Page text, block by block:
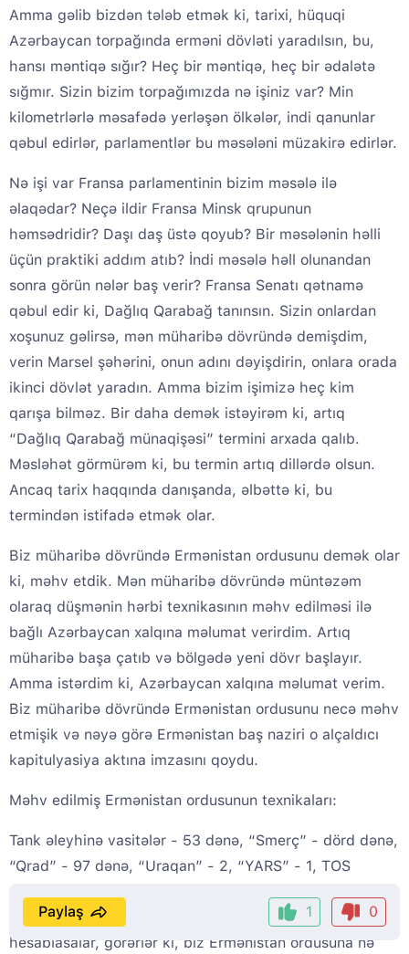
Amma gəlib bizdən tələb etmək ki, tarixi, hüquqi
Azərbaycan torpağında erməni dövləti yaradılsın, bu,
hansı məntiqə sığır? Heç bir məntiqə, heç bir ədalətə
sığmır. Sizin bizim torpağımızda nə işiniz var? Min
kilometrlərlə məsafədə yerləşən ölkələr, indi qanunlar
qəbul edirlər, parlamentlər bu məsələni müzakirə edirlər.
Nə işi var Fransa parlamentinin bizim məsələ ilə
əlaqədar? Neçə ildir Fransa Minsk qrupunun
həmsədridir? Daşı daş üstə qoyub? Bir məsələnin həlli
üçün praktiki addım atıb? İndi məsələ həll olunandan
sonra görün nələr baş verir? Fransa Senatı qətnamə
qəbul edir ki, Dağlıq Qarabağ tanınsın. Sizin onlardan
xoşunuz gəlirsə, mən müharibə dövründə demişdim,
verin Marsel şəhərini, onun adını dəyişdirin, onlara orada
ikinci dövlət yaradın. Amma bizim işimizə heç kim
qarışa bilməz. Bir daha demək istəyirəm ki, artıq
“Dağlıq Qarabağ münaqişəsi” termini arxada qalıb.
Məsləhət görmürəm ki, bu termin artıq dillərdə olsun.
Ancaq tarix haqqında danışanda, əlbəttə ki, bu
termindən istifadə etmək olar.
Biz müharibə dövründə Ermənistan ordusunu demək olar
ki, məhv etdik. Mən müharibə dövründə müntəzəm
olaraq düşmənin hərbi texnikasının məhv edilməsi ilə
bağlı Azərbaycan xalqına məlumat verirdim. Artıq
müharibə başa çatıb və bölgədə yeni dövr başlayır.
Amma istərdim ki, Azərbaycan xalqına məlumat verim.
Biz müharibə dövründə Ermənistan ordusunu necə məhv
etmişik və nəyə görə Ermənistan baş naziri o alçaldıcı
kapitulyasiya aktına imzasını qoydu.
Məhv edilmiş Ermənistan ordusunun texnikaları:
Tank əleyhinə vasitələr - 53 dənə, “Smerç” - dörd dənə,
“Qrad” - 97 dənə, “Uraqan” - 2, “YARS” - 1, TOS
qurğusu məhv edildi. İndi əgər təkcə bunun qiymətini
hesablasalar, görərlər ki, biz Ermənistan ordusuna nə
1 0
Paylaş